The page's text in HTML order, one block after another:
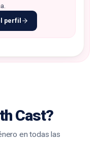
perfil
Cast?
en todas las